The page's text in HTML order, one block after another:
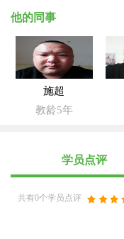
他的同事
施超
教龄5年
学员点评
共有0个学员点评